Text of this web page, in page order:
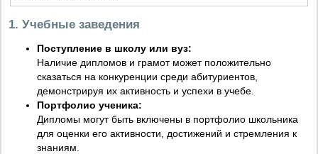
1. Учебные заведения
Поступление в школу или вуз:
Наличие дипломов и грамот может положительно
сказаться на конкуренции среди абитуриентов,
демонстрируя их активность и успехи в учебе.
Портфолио ученика:
Дипломы могут быть включены в портфолио школьника
для оценки его активности, достижений и стремления к
знаниям.